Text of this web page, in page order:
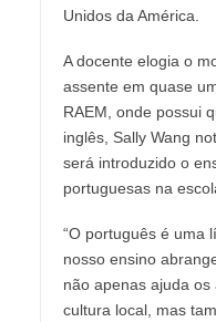
Unidos da América.
A docente elogia o
assente em quase
RAEM, onde possui
inglês, Sally Wang
será introduzido o
portuguesas na
“O português é uma
nosso ensino
não apenas ajuda
cultura local, mas